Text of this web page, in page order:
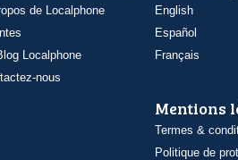
de Localphone
Localphone
nous
English
Español
Français
Mentions
Termes &
Politique de